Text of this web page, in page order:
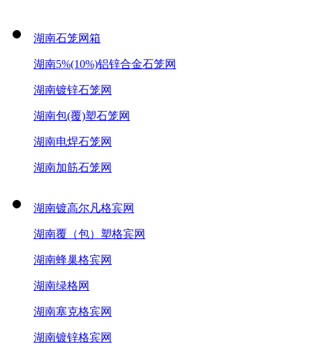
湖南石笼网箱
湖南5%(10%)铝锌合金石笼网
湖南镀锌石笼网
湖南包(覆)塑石笼网
湖南电焊石笼网
湖南加筋石笼网
湖南镀高尔凡格宾网
湖南覆（包）塑格宾网
湖南蜂巢格宾网
湖南绿格网
湖南塞克格宾网
湖南镀锌格宾网